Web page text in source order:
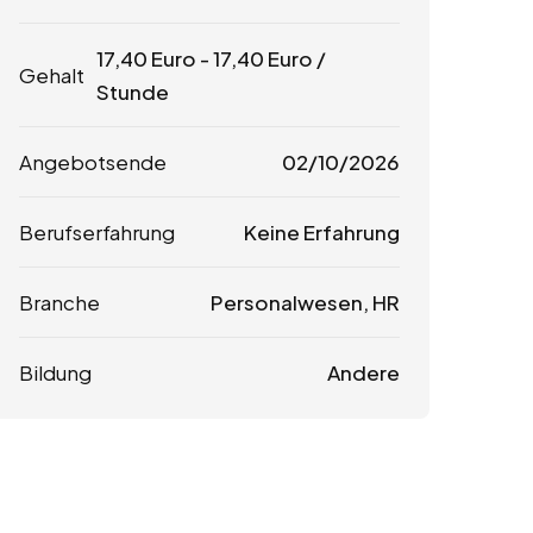
Gehalt
17,40 Euro -17,40 Euro /
Stunde
Angebotsende 02/10/2026
Berufserfahrung Keine Erfahrung
Branche Personalwesen, HR
Bildung Andere